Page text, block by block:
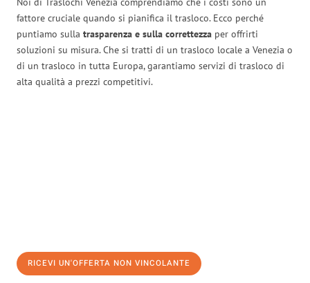
fattore cruciale quando si pianifica il trasloco. Ecco perché
puntiamo sulla trasparenza e sulla correttezza per offrirti
soluzioni su misura. Che si tratti di un trasloco locale a Venezia o
di un trasloco in tutta Europa, garantiamo servizi di trasloco di
alta qualità a prezzi competitivi.
RICEVI UN'OFFERTA NON VINCOLANTE